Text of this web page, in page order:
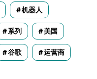
机器人
系列 美国
谷歌 运营商